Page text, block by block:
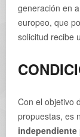
generación en
europeo, que
solicitud recibe
Con el objetivo
propuestas, es
independiente